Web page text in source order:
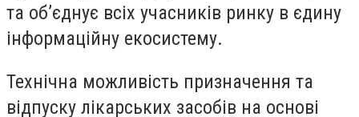
та об’єднує всіх учасників ринку в єдину
інформаційну екосистему.
Технічна можливість призначення та
відпуску лікарських засобів на основі